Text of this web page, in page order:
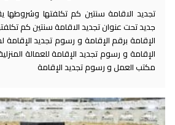
تجديد الاقامة سنتين كم تكلفتها
جديد تحت عنوان تجديد الاقامة سنتين كم
الإقامة برقم الإقامة و رسوم تجديد
الإقامة و رسوم تجديد الإقامة للعمالة
مكتب العمل و رسوم تجديد الإقامة